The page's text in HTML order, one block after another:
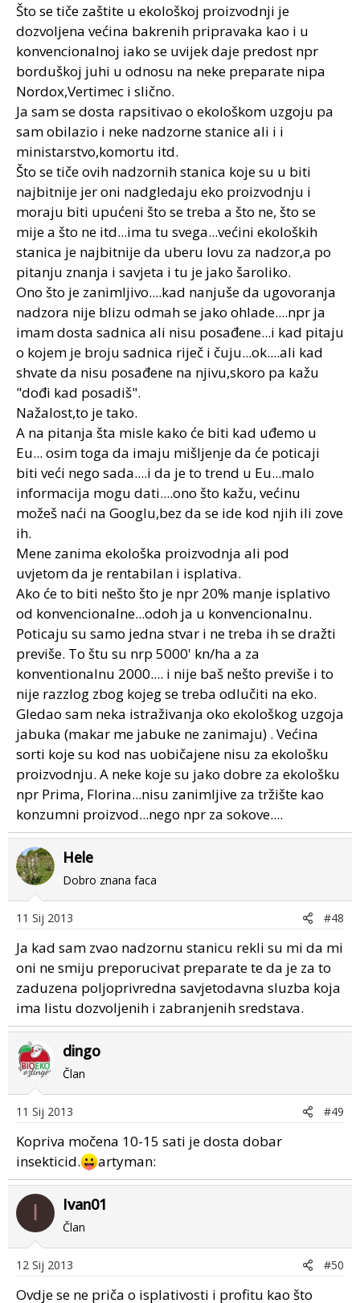
Što se tiče zaštite u ekološkoj proizvodnji je
dozvoljena većina bakrenih pripravaka kao i u
konvencionalnoj iako se uvijek daje predost npr
borduškoj juhi u odnosu na neke preparate nipa
Nordox,Vertimec i slično.
Ja sam se dosta rapsitivao o ekološkom uzgoju pa
sam obilazio i neke nadzorne stanice ali i i
ministarstvo,komortu itd.
Što se tiče ovih nadzornih stanica koje su u biti
najbitnije jer oni nadgledaju eko proizvodnju i
moraju biti upućeni što se treba a što ne, što se
mije a što ne itd...ima tu svega...većini ekoloških
stanica je najbitnije da uberu lovu za nadzor,a po
pitanju znanja i savjeta i tu je jako šaroliko.
Ono što je zanimljivo....kad nanjuše da ugovoranja
nadzora nije blizu odmah se jako ohlade....npr ja
imam dosta sadnica ali nisu posađene...i kad pitaju
o kojem je broju sadnica riječ i čuju...ok....ali kad
shvate da nisu posađene na njivu,skoro pa kažu
"dođi kad posadiš".
Nažalost,to je tako.
A na pitanja šta misle kako će biti kad uđemo u
Eu... osim toga da imaju mišljenje da će poticaji
biti veći nego sada....i da je to trend u Eu...malo
informacija mogu dati....ono što kažu, većinu
možeš naći na Googlu,bez da se ide kod njih ili zove
ih.
Mene zanima ekološka proizvodnja ali pod
uvjetom da je rentabilan i isplativa.
Ako će to biti nešto što je npr 20% manje isplativo
od konvencionalne...odoh ja u konvencionalnu.
Poticaju su samo jedna stvar i ne treba ih se dražti
previše. To štu su nrp 5000' kn/ha a za
konventionalnu 2000.... i nije baš nešto previše i to
nije razzlog zbog kojeg se treba odlučiti na eko.
Gledao sam neka istraživanja oko ekološkog uzgoja
jabuka (makar me jabuke ne zanimaju) . Većina
sorti koje su kod nas uobičajene nisu za ekološku
proizvodnju. A neke koje su jako dobre za ekološku
npr Prima, Florina...nisu zanimljive za tržište kao
konzumni proizvod...nego npr za sokove....
Hele
Dobro znana faca
11 Sij 2013 #48
Ja kad sam zvao nadzornu stanicu rekli su mi da mi
oni ne smiju preporucivat preparate te da je za to
zaduzena poljoprivredna savjetodavna sluzba koja
ima listu dozvoljenih i zabranjenih sredstava.
dingo
Član
11 Sij 2013 #49
Kopriva močena 10-15 sati je dosta dobar
insekticid.
artyman:
I Ivan01
Član
12 Sij 2013 #50
Ovdje se ne priča o isplativosti i profitu kao što